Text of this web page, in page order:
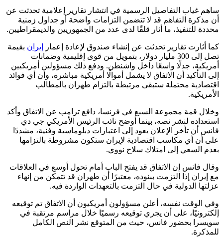
ساهم غياب التفاصيل الرسمية في انتشار تقارير إعلامية تحدثت عن
أن مذكرة التفاهم قد لا تتضمن التزامات واضحة أو جداول زمنية
محددة للتنفيذ، ما أثار قلقًا لدى عدد من الجمهوريين والديمقراطيين.
كما أثارت تقارير تحدثت عن إنشاء صندوق لإعادة إعمار إيرانبقيمة
تصل إلى 300 مليار دولار، بتمويل من قوى إقليمية وضمانات
أمريكية، جدلًا واسعًا داخل واشنطن. ودفع ذلك مسؤولين أمريكيين
إلى التأكيد أن الاتفاق لا يشمل أموالًا أمريكية مباشرة، وأن أي فوائد
اقتصادية محتملة ستبقى مرتبطة بالتزام طهران بالمطالب
الأمريكية.
وخلال قمة مجموعة السبع في فرنسا، دافع ترامب عن الاتفاق وأكد
استعداده لنشر نصه، بينما أوضح نائب الرئيس الأمريكي جي دي
فانس أن تأخر الإعلان يعود إلى اعتبارات دبلوماسية وفنية، مشددًا
على أن أي مكاسب اقتصادية لإيران ستكون مشروطة بالتزامها
بعدم السعي إلى امتلاك سلاح نووي.
وقال فانس إن الاتفاق قد يفتح الباب أمام تحول أوسع في العلاقات
مع إيران إذا التزمت ببنوده، معتبرًا أن طهران قد تتمكن من إنهاء
عزلتها الدولية في حال التزمت بالتعهدات الواردة فيه.
وفي الوقت نفسه، أعلن مسؤولون أمريكيون أن الاتفاق تم توقيعه
إلكترونيًا، على أن يجري توقيعه رسميًا خلال مراسم مرتقبة في
سويسرا بحضور فانس، حيث من المتوقع نشر النص الكامل
للمذكرة.